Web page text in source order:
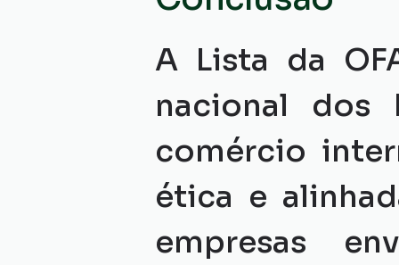
A Lista da
nacional dos
comércio
ética e
empresas